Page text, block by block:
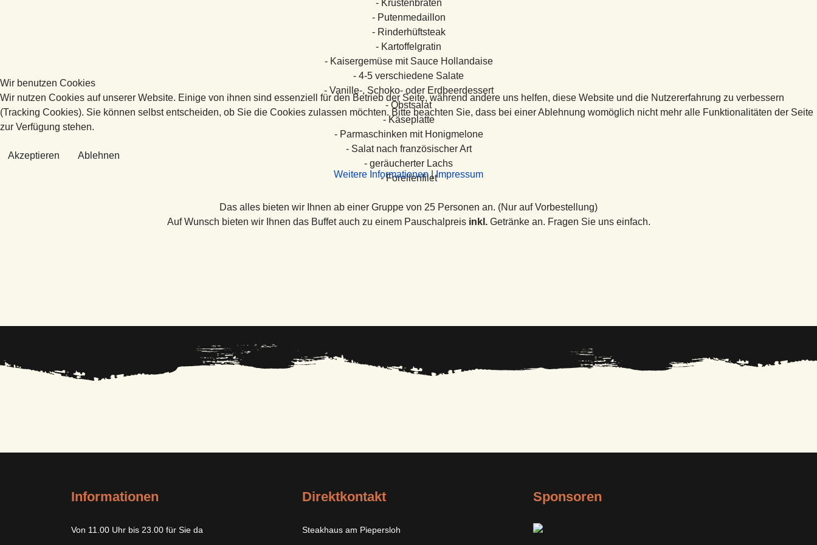
- Krustenbraten
- Putenmedaillon
- Rinderhüftsteak
- Kartoffelgratin
- Kaisergemüse mit Sauce Hollandaise
- 4-5 verschiedene Salate
- Vanille-, Schoko- oder Erdbeerdessert
- Obstsalat
- Käseplatte
- Parmaschinken mit Honigmelone
- Salat nach französischer Art
- geräucherter Lachs
- Forellenfilet
Das alles bieten wir Ihnen ab einer Gruppe von 25 Personen an. (Nur auf Vorbestellung)
Auf Wunsch bieten wir Ihnen das Buffet auch zu einem Pauschalpreis inkl. Getränke an. Fragen Sie uns einfach.
Informationen
Von 11.00 Uhr bis 23.00 für Sie da
Direktkontakt
Steakhaus am Piepersloh
Sponsoren
Wir benutzen Cookies
Wir nutzen Cookies auf unserer Website. Einige von ihnen sind essenziell für den Betrieb der Seite, während andere uns helfen, diese Website und die Nutzererfahrung zu verbessern
(Tracking Cookies). Sie können selbst entscheiden, ob Sie die Cookies zulassen möchten. Bitte beachten Sie, dass bei einer Ablehnung womöglich nicht mehr alle Funktionalitäten der Seite
zur Verfügung stehen.
Akzeptieren
Ablehnen
Weitere Informationen|Impressum